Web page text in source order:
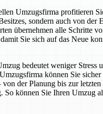
Umzugsfirma profitieren
sondern auch von der
übernehmen alle Schritte
Sie sich auf das Neue
bedeutet weniger Stress
können Sie sicher
der Planung bis zur letzten
So können Sie Ihren Umzug